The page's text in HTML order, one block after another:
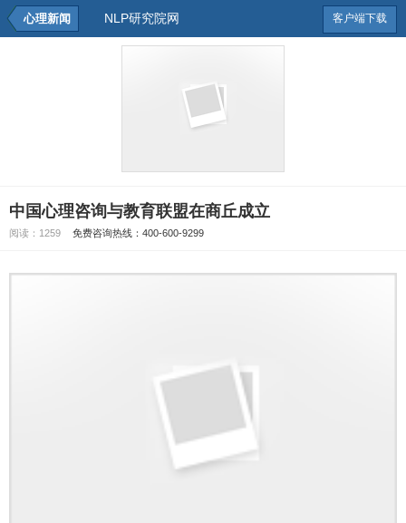
心理新闻 NLP研究院网 客户端下载
中国心理咨询与教育联盟在商丘成立
阅读： 1259 免费咨询热线：400-600-9299